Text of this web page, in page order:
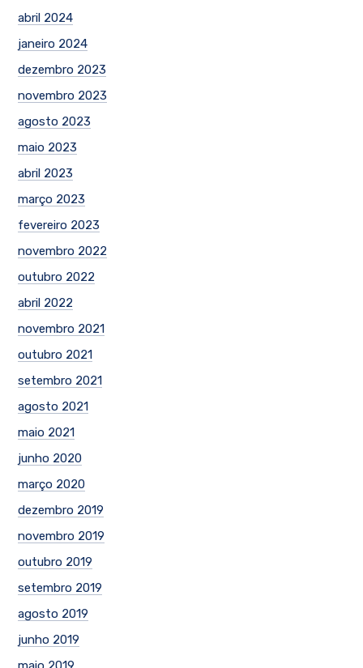
abril 2024
janeiro 2024
dezembro 2023
novembro 2023
agosto 2023
maio 2023
abril 2023
março 2023
fevereiro 2023
novembro 2022
outubro 2022
abril 2022
novembro 2021
outubro 2021
setembro 2021
agosto 2021
maio 2021
junho 2020
março 2020
dezembro 2019
novembro 2019
outubro 2019
setembro 2019
agosto 2019
junho 2019